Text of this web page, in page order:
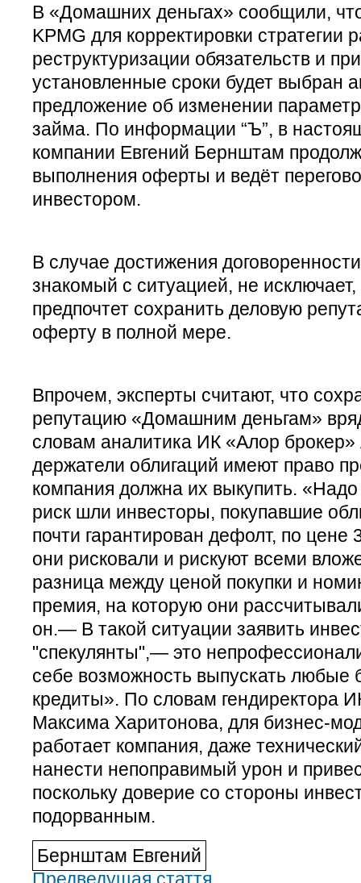
В «Домашних деньгах» сообщили,
KPMG для корректировки стратегии
реструктуризации обязательств и
установленные сроки будет выбран
предложение об изменении
займа. По информации “Ъ”, в
компании Евгений Бернштам
выполнения оферты и ведёт
инвестором.
В случае достижения
знакомый с ситуацией, не
предпочтет сохранить деловую
оферту в полной мере.
Впрочем, эксперты считают, что
репутацию «Домашним деньгам»
словам аналитика ИК «Алор брокер»
держатели облигаций имеют право
компания должна их выкупить.
риск шли инвесторы, покупавшие
почти гарантирован дефолт, по
они рисковали и рискуют всеми
разница между ценой покупки и
премия, на которую они
он.— В такой ситуации заявить
"спекулянты",— это
себе возможность выпускать любые
кредиты». По словам гендиректора
Максима Харитонова, для бизнес-
работает компания, даже
нанести непоправимый урон и
поскольку доверие со стороны
подорванным.
Бернштам Евгений
Предведущая стаття